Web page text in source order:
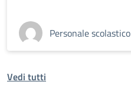
Personale scolastico
Vedi tutti